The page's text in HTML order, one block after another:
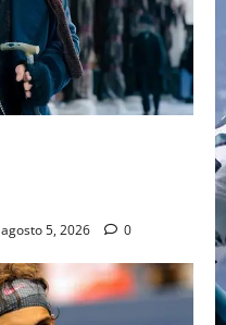
agosto 5, 2026 0